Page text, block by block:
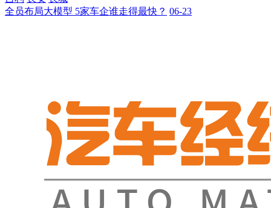
全员布局大模型 5家车企谁走得最快？ 06-23